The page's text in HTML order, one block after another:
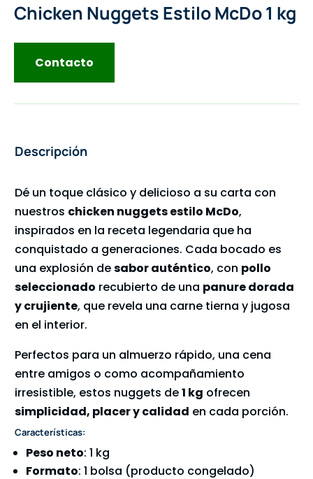
Chicken Nuggets Estilo McDo 1 kg
Contacto
Descripción
Dé un toque clásico y delicioso a su carta con
nuestros chicken nuggets estilo McDo,
inspirados en la receta legendaria que ha
conquistado a generaciones. Cada bocado es
una explosión desabor auténtico, con pollo
seleccionado recubierto de una panure dorada
y crujiente, que revela una carne tierna y jugosa
en el interior.
Perfectos para un almuerzo rápido, una cena
entre amigos o como acompañamiento
irresistible, estos nuggets de1 kg ofrecen
simplicidad, placer y calidad en cada porción.
Características:
Peso neto: 1 kg
Formato: 1 bolsa (producto congelado)